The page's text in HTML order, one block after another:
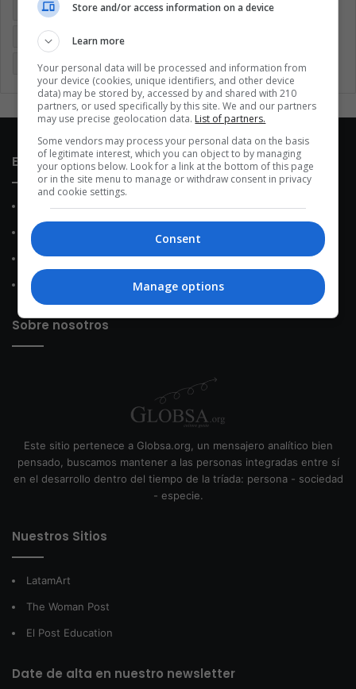
Coronavirus Covid 19 Cuarentena Deportes
Economía Entretenimiento
Memes (ES) Mundo México Música Politica
Enlaces de interés
Sobre Nosotros
Contacto
Política de Privacidad
Política de Cookies
Sobre nosotros
Este sitio pertenece a Globsa.org, un mensajero analítico bien
pensado, buscamos mantener a las personas integradas entre sí
en el desarrollo dentro del tiempo de la tríada: persona - sociedad
- especie.
Nuestros Sitios
LatamArt
The Woman Post
El Post Education
Date de alta en nuestro newsletter
Store and/or access information on a device
Learn more
Your personal data will be processed and information from
your device (cookies, unique identifiers, and other device
data) may be stored by, accessed by and shared with 210
partners, or used specifically by this site. We and our partners
may use precise geolocation data. List of partners.
Some vendors may process your personal data on the basis
of legitimate interest, which you can object to by managing
your options below. Look for a link at the bottom of this page
or in the site menu to manage or withdraw consent in privacy
and cookie settings.
Consent
Manage options